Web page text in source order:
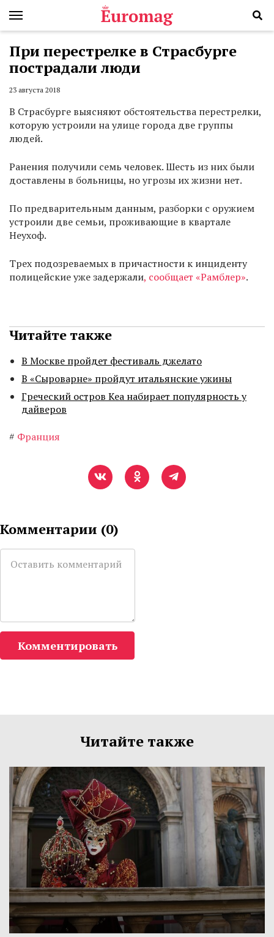
При перестрелке в Страсбурге
пострадали люди
23 августа 2018
В Страсбурге выясняют обстоятельства перестрелки,
которую устроили на улице города две группы
людей.
Ранения получили семь человек. Шесть из них были
доставлены в больницы, но угрозы их жизни нет.
По предварительным данным, разборки с оружием
устроили две семьи, проживающие в квартале
Неухоф.
Трех подозреваемых в причастности к инциденту
полицейские уже задержали, сообщает «Рамблер».
Читайте также
В Москве пройдет фестиваль джелато
В «Сыроварне» пройдут итальянские ужины
Греческий остров Кеа набирает популярность у
дайверов
# Франция
Комментарии (0)
Комментировать
Читайте также